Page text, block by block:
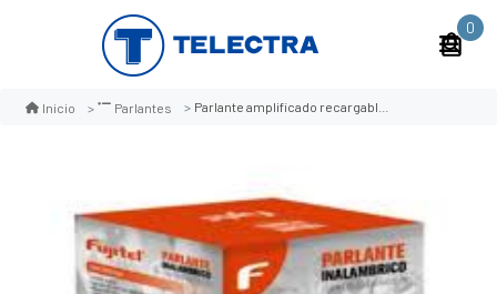
0
Inicio Parlantes Parlante amplificado recargable fujitel 15´´ bt